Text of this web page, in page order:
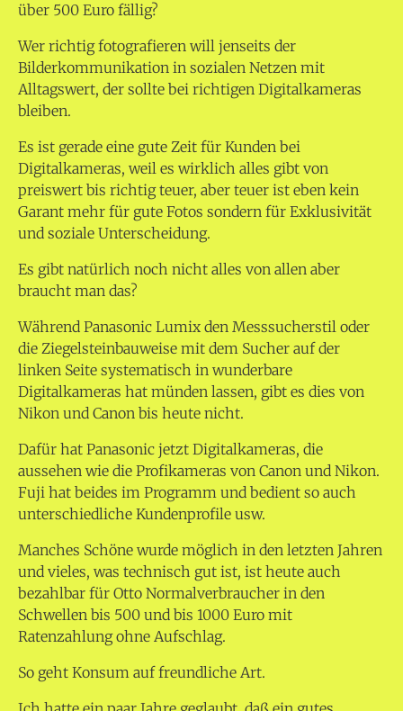
über 500 Euro fällig?
Wer richtig fotografieren will jenseits der
Bilderkommunikation in sozialen Netzen mit
Alltagswert, der sollte bei richtigen Digitalkameras
bleiben.
Es ist gerade eine gute Zeit für Kunden bei
Digitalkameras, weil es wirklich alles gibt von
preiswert bis richtig teuer, aber teuer ist eben kein
Garant mehr für gute Fotos sondern für Exklusivität
und soziale Unterscheidung.
Es gibt natürlich noch nicht alles von allen aber
braucht man das?
Während Panasonic Lumix den Messsucherstil oder
die Ziegelsteinbauweise mit dem Sucher auf der
linken Seite systematisch in wunderbare
Digitalkameras hat münden lassen, gibt es dies von
Nikon und Canon bis heute nicht.
Dafür hat Panasonic jetzt Digitalkameras, die
aussehen wie die Profikameras von Canon und Nikon.
Fuji hat beides im Programm und bedient so auch
unterschiedliche Kundenprofile usw.
Manches Schöne wurde möglich in den letzten Jahren
und vieles, was technisch gut ist, ist heute auch
bezahlbar für Otto Normalverbraucher in den
Schwellen bis 500 und bis 1000 Euro mit
Ratenzahlung ohne Aufschlag.
So geht Konsum auf freundliche Art.